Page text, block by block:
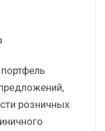
розничных